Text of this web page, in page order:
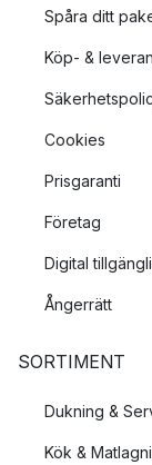
Spåra ditt
Köp- &
Cookies
Prisgaranti
Företag
Digital
Ångerrätt
SORTIMENT
Dukning &
Kök &